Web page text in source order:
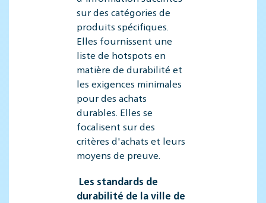
sur des catégories de
produits spécifiques.
Elles fournissent une
liste de hotspots en
matière de durabilité et
les exigences minimales
pour des achats
durables. Elles se
focalisent sur des
critères d'achats et leurs
moyens de preuve.
Les standards de
durabilité de la ville de